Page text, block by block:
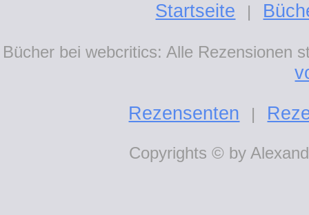
Startseite |
Bücher bei webcritics: Alle Rezensionen
Rezensenten
|
Copyrights © by